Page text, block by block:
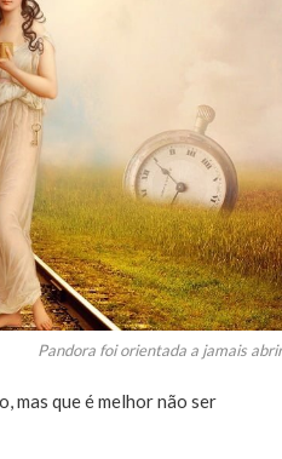
Pandora foi orientada a jamais
mas que é melhor não ser